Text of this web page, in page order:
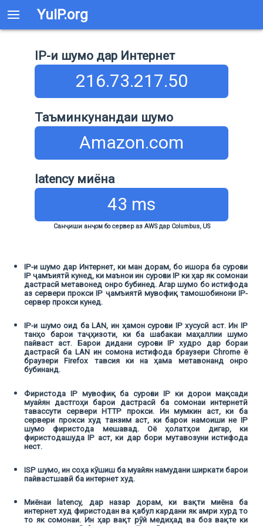
YuIP.org
IP-и шумо дар Интернет
216.73.217.50
Таъминкунандаи шумо
Amazon.com
latency миёна
43 ms
Санҷиши анҷом бо сервер аз AWS дар Columbus, US
IP-и шумо дар Интернет, ки ман дорам, бо ишора ба суроғаи
IP ҷамъиятӣ кунед, ки маънои ин суроғаи IP ки ҳар як сомонаи
дастрасӣ метавонед онро бубинед. Агар шумо бо истифода
аз сервери прокси IP ҷамъиятӣ мувофиқ тамошобинони IP-
сервер прокси кунед.
IP-и шумо оид ба LAN, ин ҳамон суроғаи IP хусусӣ аст. Ин IP
танҳо барои таҷҳизоти, ки ба шабакаи маҳаллии шумо
пайваст аст. Барои дидани суроғаи IP худро дар бораи
дастрасӣ ба LAN ин сомона истифода браузери Chrome ё
браузери Firefox тавсия ки на ҳама метавонанд онро
бубинанд.
Фиристода IP мувофиқ ба суроғаи IP ки дорои мақсади
муайян дастгоҳи барои дастрасӣ ба сомонаи интернетӣ
тавассути сервери HTTP прокси. Ин мумкин аст, ки ба
сервери прокси худ танзим аст, ки барои намоиши не IP
шумо фиристода мешавад. Оё ҳолатҳои дигар, ки
фиристодашуда IP аст, ки дар бори мутавозуни истифода
нест.
ISP шумо, ин соҳа кӯшиш ба муайян намудани ширкати барои
пайвастшавӣ ба интернет худ.
Миёнаи latency, дар назар дорам, ки вақти миёна ба
интернет худ фиристодан ва қабул кардани як амри хурд то
то як сомонаи. Ин ҳар вақт рӯй медиҳад ва боз вақте ки